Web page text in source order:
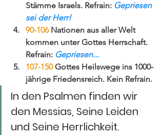
Stämme Israels. Refrain: Gepriesen
sei der Herr!
90-106 Nationen aus aller Welt
kommen unter Gottes Herrschaft.
Refrain: Gepriesen...
107-150 Gottes Heilswege ins 1000-
jährige Friedensreich. Kein Refrain.
In den Psalmen finden wir
den Messias, Seine Leiden
und Seine Herrlichkeit.